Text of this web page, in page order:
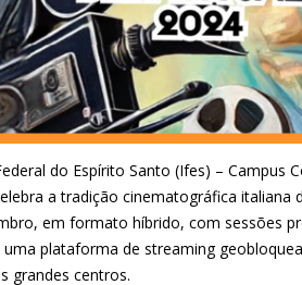
do Espírito Santo (Ifes) – Campus
a tradição cinematográfica
em formato híbrido, com sessões
plataforma de streaming
grandes centros.